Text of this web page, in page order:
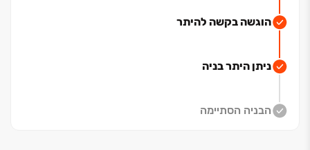
הוגשה בקשה להיתר
ניתן היתר בניה
הבניה הסתיימה